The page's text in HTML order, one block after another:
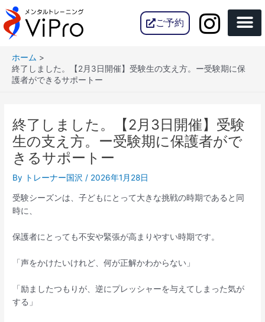
容
を
ご予約
ホーム
終了しました。【2月3日開催】受験生の支え方。ー受験期に保
護者ができるサポートー
終了しました。【2月3日開催】受験
生の支え方。ー受験期に保護者がで
きるサポートー
By トレーナー国沢 / 2026年1月28日
受験シーズンは、子どもにとって大きな挑戦の時期であると同
時に、
保護者にとっても不安や緊張が高まりやすい時期です。
「声をかけたいけれど、何が正解かわからない」
「励ましたつもりが、逆にプレッシャーを与えてしまった気が
する」
Post
navigation